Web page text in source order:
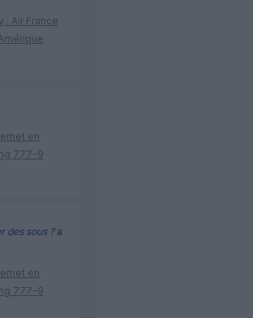
: Air France
en
777-9
des sous ?a
en
777-9